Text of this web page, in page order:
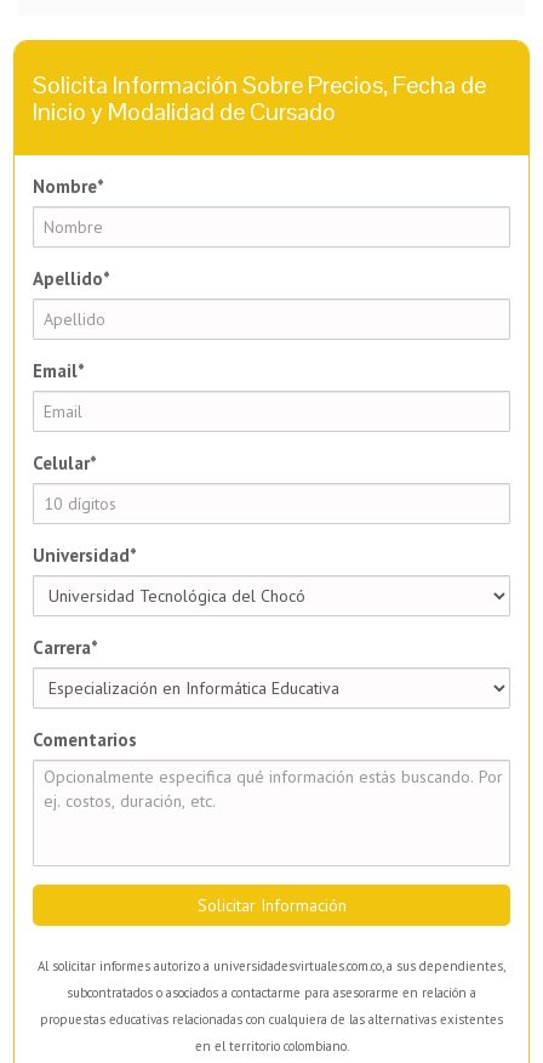
Solicita Información Sobre Precios, Fecha de
Inicio y Modalidad de Cursado
Nombre*
Apellido*
Email*
Celular*
Universidad*
Carrera*
Comentarios
Solicitar Información
Al solicitar informes autorizo a universidadesvirtuales.com.co, a sus dependientes,
subcontratados o asociados a contactarme para asesorarme en relación a
propuestas educativas relacionadas con cualquiera de las alternativas existentes
en el territorio colombiano.